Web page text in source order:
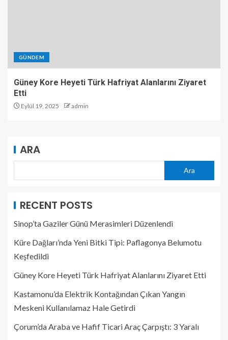
GÜNDEM
Güney Kore Heyeti Türk Hafriyat Alanlarını Ziyaret
Etti
Eylül 19, 2025 admin
ARA
Ara
RECENT POSTS
Sinop’ta Gaziler Günü Merasimleri Düzenlendi
Küre Dağları’nda Yeni Bitki Tipi: Paflagonya Belumotu
Keşfedildi
Güney Kore Heyeti Türk Hafriyat Alanlarını Ziyaret Etti
Kastamonu’da Elektrik Kontağından Çıkan Yangın
Meskeni Kullanılamaz Hale Getirdi
Çorum’da Araba ve Hafif Ticari Araç Çarpıştı: 3 Yaralı